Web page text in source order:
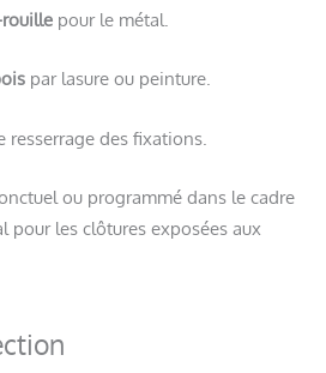
pour le métal.
par lasure ou peinture.
resserrage des fixations.
ou programmé dans le cadre
pour les clôtures exposées aux